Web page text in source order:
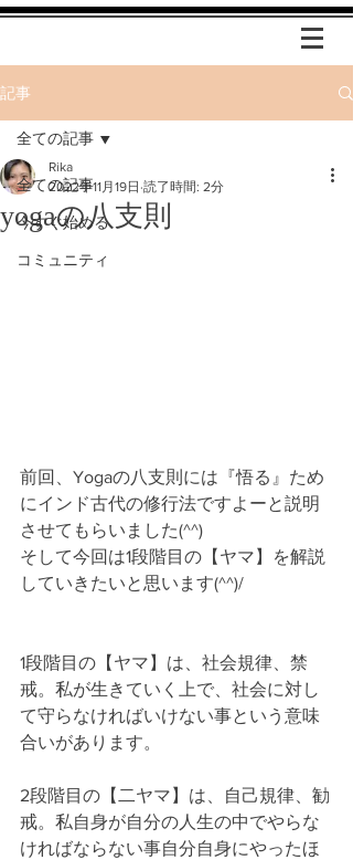
記事
全ての記事
今すぐ始める
コミュニティ
全ての記事
yogaの八支則
Rika
2022年11月19日 読了時間: 2分
前回、Yogaの八支則には『悟る』ため
にインド古代の修行法ですよーと説明
させてもらいました(^^)
そして今回は1段階目の【ヤマ】を解説
していきたいと思います(^^)/
1段階目の【ヤマ】は、社会規律、禁
戒。私が生きていく上で、社会に対し
て守らなければいけない事という意味
合いがあります。
2段階目の【二ヤマ】は、自己規律、勧
戒。私自身が自分の人生の中でやらな
ければならない事自分自身にやったほ